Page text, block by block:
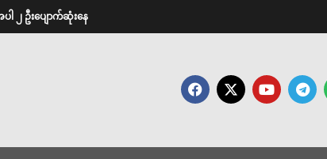
ါ ၂ ဦးပျောက်ဆုံးနေ